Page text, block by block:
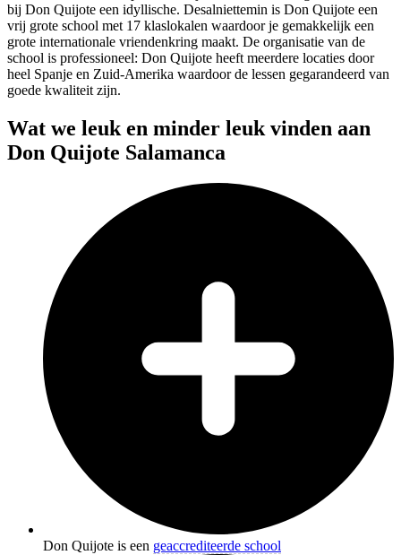
bij Don Quijote een idyllische. Desalniettemin is Don Quijote een
vrij grote school met 17 klaslokalen waardoor je gemakkelijk een
grote internationale vriendenkring maakt. De organisatie van de
school is professioneel: Don Quijote heeft meerdere locaties door
heel Spanje en Zuid-Amerika waardoor de lessen gegarandeerd van
goede kwaliteit zijn.
Wat we leuk en minder leuk vinden aan
Don Quijote Salamanca
Don Quijote is een geaccrediteerde school